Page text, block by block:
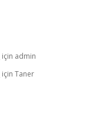
için admin
için Taner